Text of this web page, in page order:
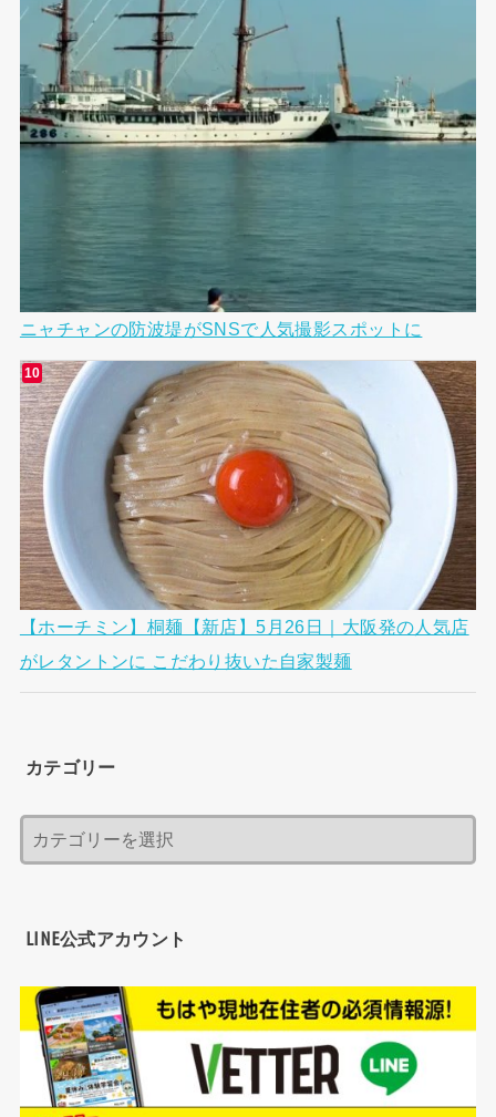
ニャチャンの防波堤がSNSで人気撮影スポットに
【ホーチミン】桐麺【新店】5月26日｜大阪発の人気店
がレタントンに こだわり抜いた自家製麺
カテゴリー
LINE公式アカウント